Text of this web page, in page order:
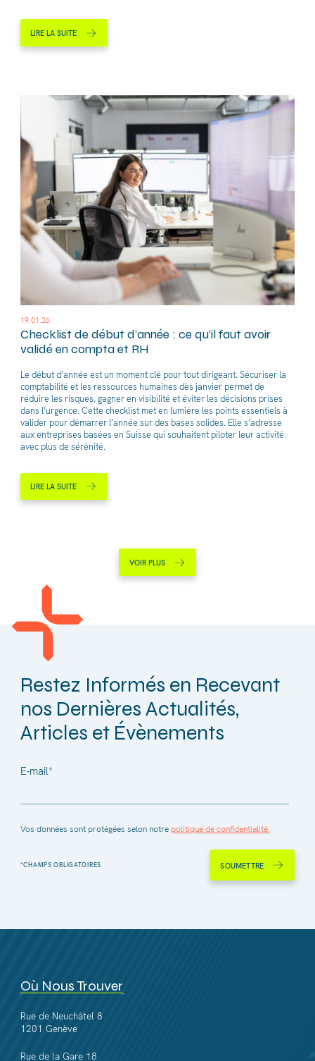
LIRE LA SUITE
19.01.26
Checklist de début d’année : ce qu’il faut avoir
validé en compta et RH
Le début d’année est un moment clé pour tout dirigeant. Sécuriser la
comptabilité et les ressources humaines dès janvier permet de
réduire les risques, gagner en visibilité et éviter les décisions prises
dans l’urgence. Cette checklist met en lumière les points essentiels à
valider pour démarrer l’année sur des bases solides. Elle s’adresse
aux entreprises basées en Suisse qui souhaitent piloter leur activité
avec plus de sérénité.
LIRE LA SUITE
VOIR PLUS
Restez Informés en Recevant
nos Dernières Actualités,
Articles et Évènements
E-mail*
Vos données sont protégées selon notre politique de confidentialité.
SOUMETTRE
Où Nous Trouver
Rue de Neuchâtel 8
1201 Genève
Rue de la Gare 18